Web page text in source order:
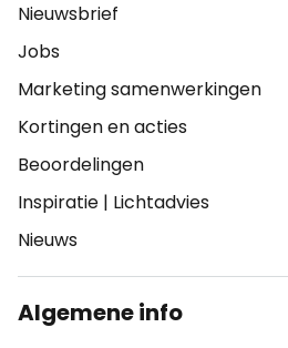
Nieuwsbrief
Jobs
Marketing samenwerkingen
Kortingen en acties
Beoordelingen
Inspiratie | Lichtadvies
Nieuws
Algemene info